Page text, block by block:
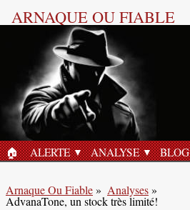
ARNAQUE OU FIABLE
ACCUEIL
🏠︎ ALERTE ANALYSE BLOG
Arnaque Ou Fiable» Analyses»
AdvanaTone, un stock très limité!